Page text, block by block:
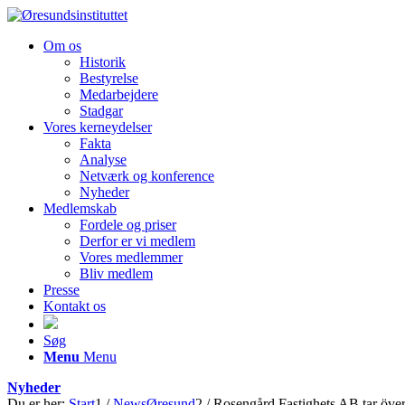
Om os
Historik
Bestyrelse
Medarbejdere
Stadgar
Vores kerneydelser
Fakta
Analyse
Netværk og konference
Nyheder
Medlemskab
Fordele og priser
Derfor er vi medlem
Vores medlemmer
Bliv medlem
Presse
Kontakt os
Søg
Menu Menu
Nyheder